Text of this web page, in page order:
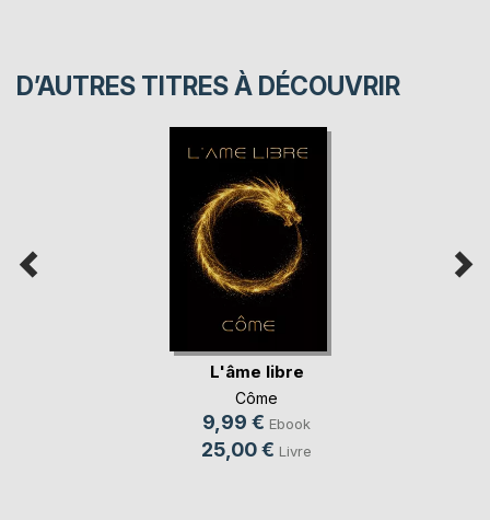
D’AUTRES TITRES À DÉCOUVRIR
L'âme libre
Côme
9,99 € Ebook
25,00 € Livre